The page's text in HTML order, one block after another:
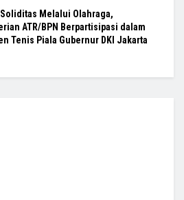
Melalui Olahraga,
ATR/BPN Berpartisipasi dalam
Tenis Piala Gubernur DKI Jakarta